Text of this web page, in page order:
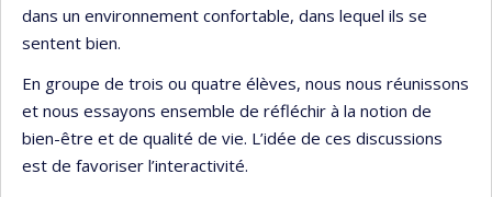
dans un environnement confortable, dans lequel ils se
sentent bien.
En groupe de trois ou quatre élèves, nous nous réunissons
et nous essayons ensemble de réfléchir à la notion de
bien-être et de qualité de vie. L’idée de ces discussions
est de favoriser l’interactivité.